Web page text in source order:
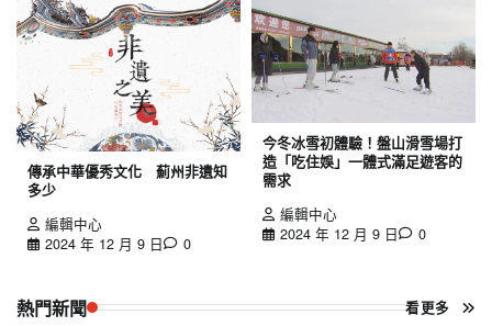
傳承中華優秀文化 薊州非遺知
多少
編輯中心
2024 年 12 月 9 日
0
今冬冰雪初體驗！盤山滑雪場打
造「吃住娛」一體式滿足遊客的
需求
編輯中心
2024 年 12 月 9 日
0
熱門新聞 看更多